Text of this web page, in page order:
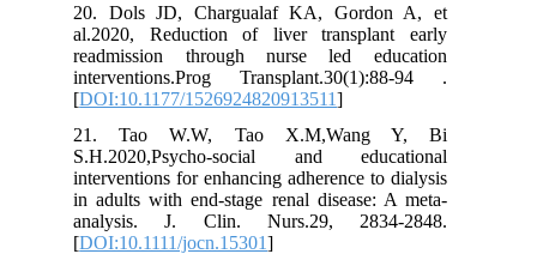
20. Dols JD, Chargualaf KA, Gordon A, et
al.2020, Reduction of liver transplant early
readmission through nurse led education
interventions.Prog Transplant.30(1):88-94 .
[DOI:10.1177/1526924820913511
21. Tao W.W, Tao X.M,Wang Y, Bi
S.H.2020,Psycho-social and educational
interventions for enhancing adherence to dialysis
in adults with end-stage renal disease: A meta-
analysis. J. Clin. Nurs.29, 2834-2848.
[DOI:10.1111/jocn.15301